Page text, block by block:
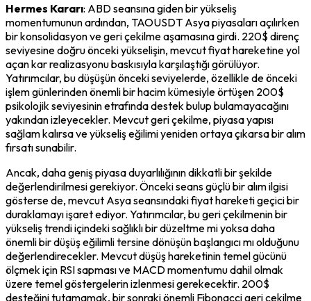
Hermes Kararı: ABD seansına giden bir yükseliş
momentumunun ardından, TAOUSDT Asya piyasaları açılırken
bir konsolidasyon ve geri çekilme aşamasına girdi. 220$ direnç
seviyesine doğru önceki yükselişin, mevcut fiyat hareketine yol
açan kar realizasyonu baskısıyla karşılaştığı görülüyor.
Yatırımcılar, bu düşüşün önceki seviyelerde, özellikle de önceki
işlem günlerinden önemli bir hacim kümesiyle örtüşen 200$
psikolojik seviyesinin etrafında destek bulup bulamayacağını
yakından izleyecekler. Mevcut geri çekilme, piyasa yapısı
sağlam kalırsa ve yükseliş eğilimi yeniden ortaya çıkarsa bir alım
fırsatı sunabilir.
Ancak, daha geniş piyasa duyarlılığının dikkatli bir şekilde
değerlendirilmesi gerekiyor. Önceki seans güçlü bir alım ilgisi
gösterse de, mevcut Asya seansındaki fiyat hareketi geçici bir
duraklamayı işaret ediyor. Yatırımcılar, bu geri çekilmenin bir
yükseliş trendi içindeki sağlıklı bir düzeltme mi yoksa daha
önemli bir düşüş eğilimli tersine dönüşün başlangıcı mı olduğunu
değerlendirecekler. Mevcut düşüş hareketinin temel gücünü
ölçmek için RSI sapması ve MACD momentumu dahil olmak
üzere temel göstergelerin izlenmesi gerekecektir. 200$
desteğini tutamamak, bir sonraki önemli Fibonacci geri çekilme